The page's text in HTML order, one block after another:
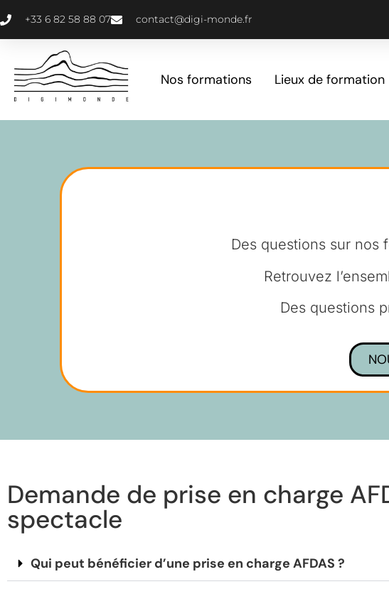
+33 6 82 58 88 07 contact@digi-monde.fr
Nos formations Lieux de formation
Des questions sur nos
Retrouvez
Des questions
Demande de prise en charge
spectacle
Qui peut bénéficier d’une prise en charge AFDAS ?